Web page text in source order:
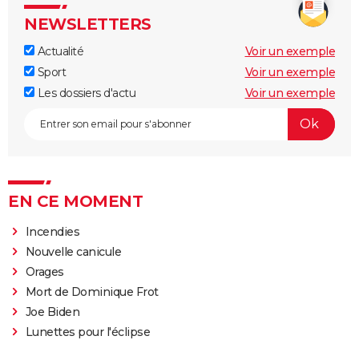
NEWSLETTERS
Actualité
Voir un exemple
Sport
Voir un exemple
Les dossiers d'actu
Voir un exemple
EN CE MOMENT
Incendies
Nouvelle canicule
Orages
Mort de Dominique Frot
Joe Biden
Lunettes pour l'éclipse